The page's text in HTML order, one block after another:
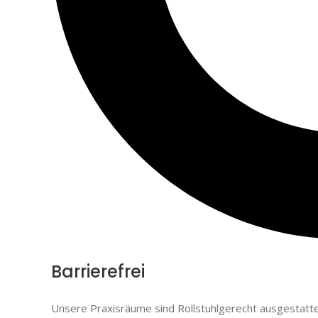
Barrierefrei
Unsere Praxisräume sind Rollstuhlgerecht